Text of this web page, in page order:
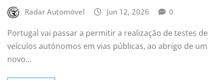
Radar Automóvel Jun 12, 2026 0
Portugal vai passar a permitir a realização de testes de
veículos autónomos em vias públicas, ao abrigo de um
novo…